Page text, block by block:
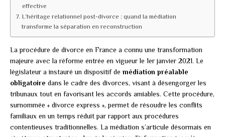
effective
L’héritage relationnel post-divorce : quand la médiation
transforme la séparation en reconstruction
La procédure de divorce en France a connu une transformation
majeure avec la réforme entrée en vigueur le 1er janvier 2021. Le
législateur a instauré un dispositif de médiation préalable
obligatoire dans le cadre des divorces, visant à désengorger les
tribunaux tout en favorisant les accords amiables. Cette procédure,
surnommée « divorce express », permet de résoudre les conflits
familiaux en un temps réduit par rapport aux procédures
contentieuses traditionnelles. La médiation s’articule désormais en